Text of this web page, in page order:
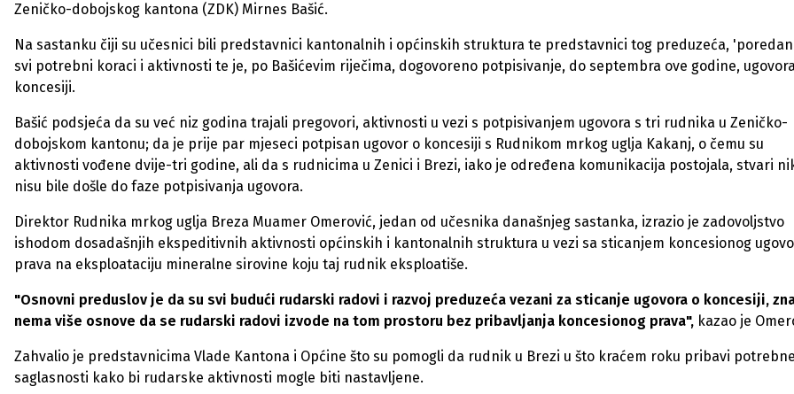
Zeničko-dobojskog kantona (ZDK) Mirnes Bašić.
Na sastanku čiji su učesnici bili predstavnici kantonalnih i općinskih struktura te predstavnici tog preduzeća,
svi potrebni koraci i aktivnosti te je, po Bašićevim riječima, dogovoreno potpisivanje, do septembra ove godine,
koncesiji.
Bašić podsjeća da su već niz godina trajali pregovori, aktivnosti u vezi s potpisivanjem ugovora s tri rudnika u Zeničko-
dobojskom kantonu; da je prije par mjeseci potpisan ugovor o koncesiji s Rudnikom mrkog uglja Kakanj, o čemu su
aktivnosti vođene dvije-tri godine, ali da s rudnicima u Zenici i Brezi, iako je određena komunikacija postojala, stvari
nisu bile došle do faze potpisivanja ugovora.
Direktor Rudnika mrkog uglja Breza Muamer Omerović, jedan od učesnika današnjeg sastanka, izrazio je zadovoljstvo
ishodom dosadašnjih ekspeditivnih aktivnosti općinskih i kantonalnih struktura u vezi sa sticanjem koncesionog
prava na eksploataciju mineralne sirovine koju taj rudnik eksploatiše.
"Osnovni preduslov je da su svi budući rudarski radovi i razvoj preduzeća vezani za sticanje ugovora o koncesiji,
nema više osnove da se rudarski radovi izvode na tom prostoru bez pribavljanja koncesionog prava", kazao je
Zahvalio je predstavnicima Vlade Kantona i Općine što su pomogli da rudnik u Brezi u što kraćem roku pribavi potrebne
saglasnosti kako bi rudarske aktivnosti mogle biti nastavljene.